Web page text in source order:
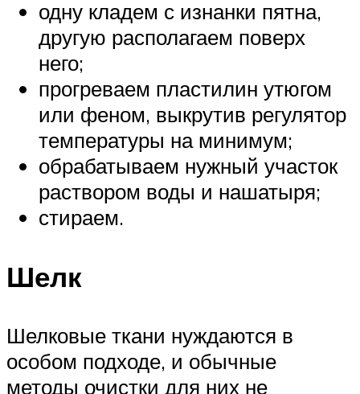
одну кладем с изнанки пятна,
другую располагаем поверх
него;
прогреваем пластилин утюгом
или феном, выкрутив регулятор
температуры на минимум;
обрабатываем нужный участок
раствором воды и нашатыря;
стираем.
Шелк
Шелковые ткани нуждаются в
особом подходе, и обычные
методы очистки для них не